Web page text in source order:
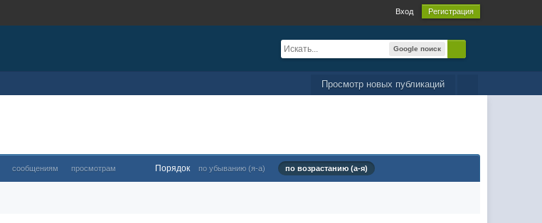
Вход Регистрация
Google поиск
Просмотр новых публикаций
сообщениям просмотрам Порядок по убыванию (я-а) по возрастанию (а-я)